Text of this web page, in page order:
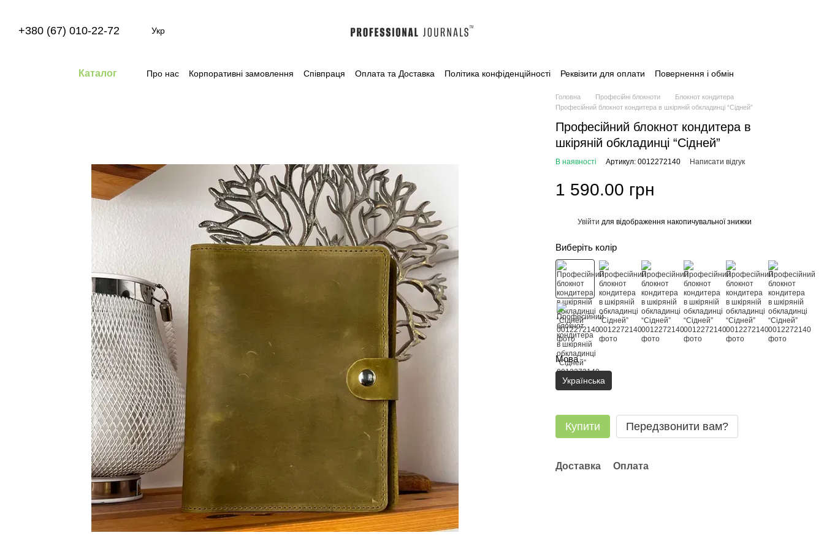
+380 (67) 010-22-72 Укр
Каталог Про нас Корпоративні замовлення Співпраця Оплата та Доставка Політика конфіденційності Реквізити для оплати Повернення і обмін
Головна Професійні блокноти
Блокнот кондитера
Професійний блокнот кондитера в шкіряній обкладинці “Сідней”
Професійний блокнот кондитера в
шкіряній обкладинці “Сідней”
В наявності Артикул: 0012272140 Написати відгук
1 590.00 грн
Увійти для відображення накопичувальної знижки
Виберіть колір
Мова
Українська
Купити Передзвонити вам?
Доставка Оплата